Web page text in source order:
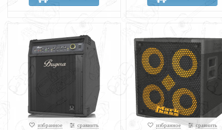
избранное сравнить избранное сравнить